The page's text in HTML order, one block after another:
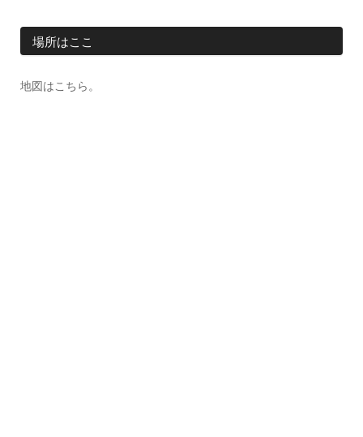
場所はここ
地図はこちら。